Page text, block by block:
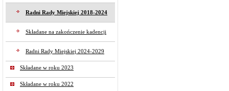
Radni Rady Miejskiej 2018-2024
Składane na zakończenie kadencji
Radni Rady Miejskiej 2024-2029
Składane w roku 2023
Składane w roku 2022